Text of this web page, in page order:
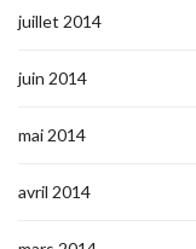
juillet 2014
juin 2014
mai 2014
avril 2014